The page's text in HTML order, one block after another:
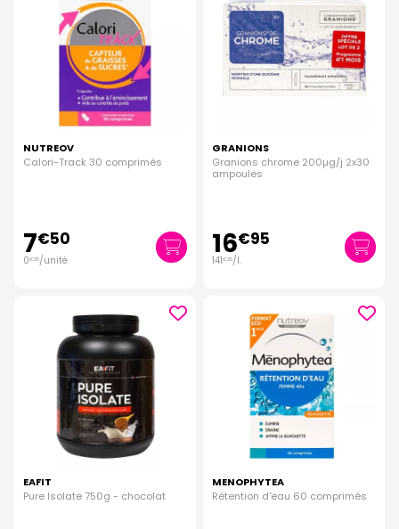
NUTREOV
Calori-Track 30 comprimés
7€50
0€25/unité
GRANIONS
Granions chrome 200µg/j 2x30
ampoules
16€95
141€25/l.
EAFIT
Pure Isolate 750g - chocolat
MENOPHYTEA
Rétention d'eau 60 comprimés